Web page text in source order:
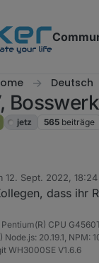
Deutsch
jetz 565 beiträge
12. Sept. 2022, 18:24
von
dass ihr
CPU
Node.js: 20.19.1, NPM:
WH3000SE V1.6.6